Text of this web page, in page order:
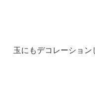
玉にもデコレーション